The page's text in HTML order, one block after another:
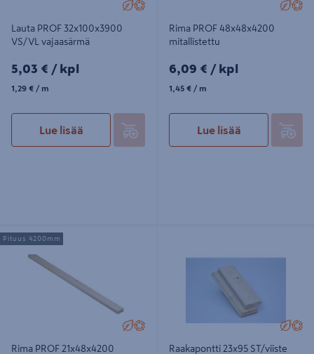
Lauta PROF 32x100x3900
VS/VL vajaasärmä
5,03€/kpl
5,03 € / kpl
1,29€/m
1,29 € / m
Lue lisää
Rima PROF 48x48x4200
mitallistettu
6,09€/kpl
6,09 € / kpl
1,45€/m
1,45 € / m
Lue lisää
Rima PROF 21x48x4200 mitallistettu
Rima PROF 21x48x4200
Pituus 4200mm
Raakapontti 23x95 ST/viiste